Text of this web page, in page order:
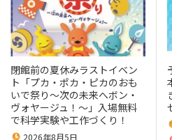
閉館前の夏休みラストイベン
ト「プカ・ポカ・ピカのおも
いで祭り～次の未来へボン・
ヴォヤージュ！～」入場無料
で科学実験や工作づくり！
2026年8月5日